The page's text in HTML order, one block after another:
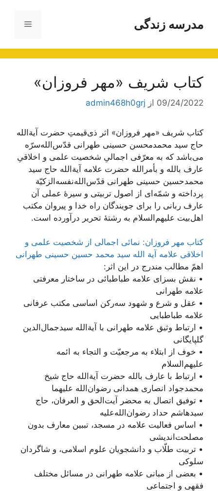
محتوامدرسه زندگی فهرست
کتاب شریف «مهر فروزان»
09/24/2022 از admin468h0grj
کتاب شریف «مهر فروزان» اثر ذی‌قیمتِ حضرت آیة‌الله
حاج سید محمدمحسن حسینی طهرانی قدّس‌الله‌سرّه
می‌باشد که به معرّفی اجمالیِ شخصیت علمی و اخلاقیِ
عارف بالله و بأمر‌الله حضرت علامه آیة‌‌الله حاج سید
محمدحسین حسینی طهرانی قدّس‌الله‌نفسه‌الزکیّة
پرداخته و شمّه‌ای از اصول تربیتی و سیرۀ عملی آن
عارف ربانی را برای جویندگان راه خدا و پیروان مکتب
اهل‌بیت‌ علیهم‌السلام به رشتۀ تحریر درآورده است.
کتاب مهر فروزان: نمائی اجمالی از شخصیت علمی و
اخلاقی علامه آیة الله سید محمد حسین حسینی طهرانی
اهمّ مطالب مندرج در این اثر:
• نقش بسزای علامه طباطبائی در ساختار معرفتی
علامه طهرانی
• عقل و شرع و شهود سه‌رکن اساسی مکتب عرفانی
علامه طباطبایی
• ارتباط وثیق علامه طهرانی با آیة‌الله سیدجمال‌الدین
گلپایگانی
• خوف از ابتلاء به مرجعیّت و التجاء به ائمه
علیهم‌السلام
• ارتباط با عارف بالله حضرت آیة‌الله حاج شیخ
محمد‌جواد انصاری همدانی رضوان‌الله علیهما
• توفیق اتصال به محضر آیت‌الحق و العرفان، حاج
سیدهاشم حداد رضوان‌الله‌علیه
• اساس فعالیت‌ علامه در مسجد، تببین معارف بدون
مصلحت‌اندیشی‌
• تربیت طلّاب و دانشجویان علوم اسلامی، و شاگردان
سلوکی
• بعضی از مبانی علامه طهرانی در مسائل مختلف
فقهی و اجتماعی